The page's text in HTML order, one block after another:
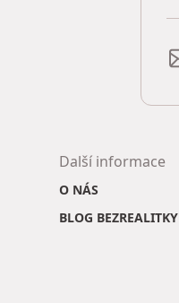
Další informace
O NÁS
BLOG BEZREALITKY